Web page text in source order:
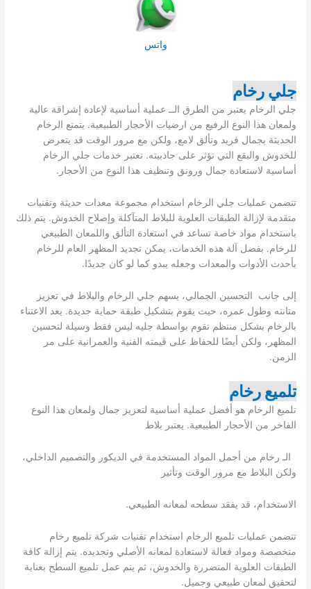
واتس
جلي رخام
جلي الرخام يعتبر من الطرق الــ عملية أساسية لإعادة إشراقة عالية
ولمعان هذا النوع الرفيع من ارضيات الأحجار الطبيعية. يتمتع الرخام
الحديثة بجمال فريد وتألق لامع، ولكن مع مرور الوقت قد يتعرض
للخدوش والبقع التي تؤثر على جاذبيته. تعتبر خدمات جلي الرخام
أساسية لاستعادة جمال ورونق وتنظيف هذا النوع من الأحجار.
تتضمن عمليات جلي الرخام استخدام مجموعة معدات حديثة وتقنيات
متقدمة لإزالة الطبقات العلوية للبلاط المتآكلة وإصلاح الخدوش. يتم ذلك
باستخدام مواد خاصة تساعد في استعادة التألق واللمعان الطبيعي
للرخام. بفضل آلة هذه الخدمات، يمكن تجديد المظهر العام للرخام
بأحدث الأدوات والمعدات وجعله يبدو كما لو كان جديدًا.
إلى جانب التحسين الجمالي، يسهم جلي الرخام والبلاط في تعزيز
متانته وطول عمره، حيث يقوم بتشكيل طبقة حماية جديدة. يعد الاعتناء
بالرخام بشكل منتظم تقوم بواسطة جليه ليس فقط وسيلة لتحسين
المظهر، ولكن أيضًا للحفاظ على قيمته الفنية والعمرانية على مر
الزمن.
تلميع رخام
تلميع الرخام هو أفضل عملية أساسية لتعزيز جمال ولمعان هذا النوع
الفاخر من الأحجار الطبيعية. يعتبر بلاط
الـ رخام من أجمل المواد المستخدمة في الديكور والتصميم الداخلي،
ولكن البلاط مع مرور الوقت وتأثير
الاستخدام، قد يفقد سطحه لمعانه الطبيعي.
تتضمن عمليات تلميع الرخام استخدام تقنيات شركة تلميع رخام
متخصصة ومواد فعالة لاستعادة لمعانه الأصلي وتجديده. يتم إزالة كافة
الطبقات العلوية المتضررة والخدوش، ثم يتم عمل تلميع السطح بعناية
لتحقيق لمعان طبيعي وجميل.